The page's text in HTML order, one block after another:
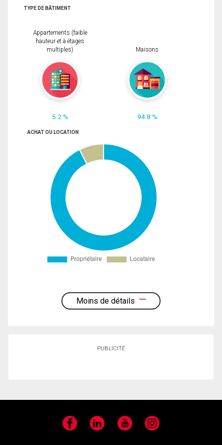
TYPE DE BÂTIMENT
Appartements (faible
hauteur et à étages
multiples)
5.2 %
Maisons
94.8 %
ACHAT OU LOCATION
Moins de détails
PUBLICITÉ
Facebook LinkedIn YouTube Instagram